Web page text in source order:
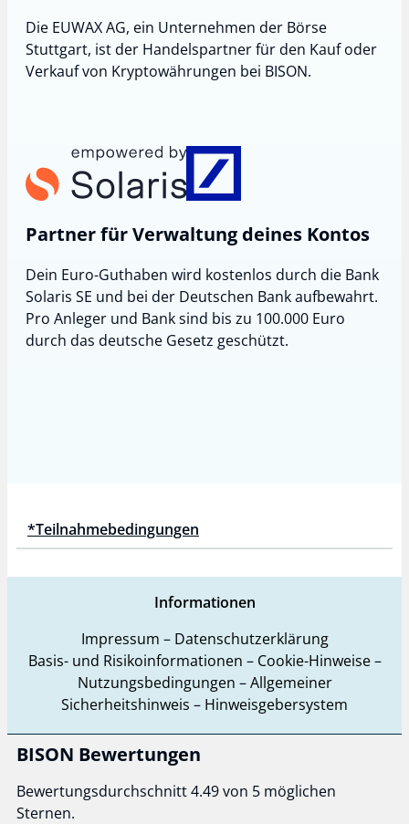
Die EUWAX AG, ein Unternehmen der Börse
Stuttgart, ist der Handelspartner für den Kauf oder
Verkauf von Kryptowährungen bei BISON.
Partner für Verwaltung deines Kontos
Dein Euro-Guthaben wird kostenlos durch die Bank
Solaris SE und bei der Deutschen Bank aufbewahrt.
Pro Anleger und Bank sind bis zu 100.000 Euro
durch das deutsche Gesetz geschützt.
*Teilnahmebedingungen
Informationen
Impressum – Datenschutzerklärung
Basis- und Risikoinformationen – Cookie-Hinweise–
Nutzungsbedingungen –Allgemeiner
Sicherheitshinweis – Hinweisgebersystem
BISON Bewertungen
Bewertungsdurchschnitt 4.49 von 5 möglichen
Sternen.